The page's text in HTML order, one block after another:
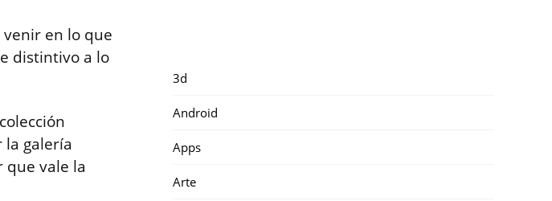
venir en lo que
distintivo a lo
la galería
que vale la
3d
Android
Apps
Arte